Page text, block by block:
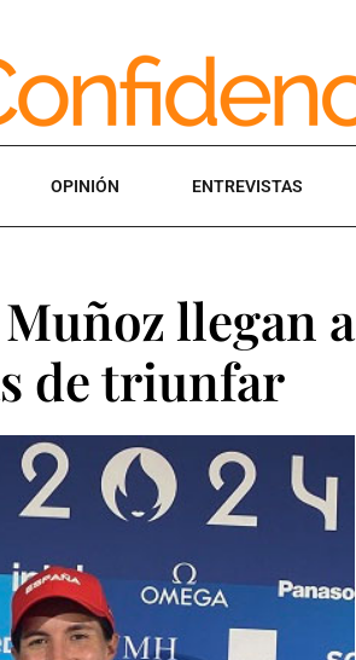
OPINIÓN ENTREVISTAS
llegan a
de triunfar